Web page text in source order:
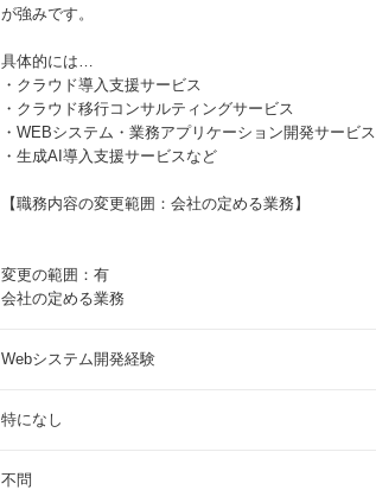
が強みです。
具体的には…
・クラウド導入支援サービス
・クラウド移行コンサルティングサービス
・WEBシステム・業務アプリケーション開発サービス
・生成AI導入支援サービスなど
【職務内容の変更範囲：会社の定める業務】
変更の範囲：有
会社の定める業務
Webシステム開発経験
特になし
不問